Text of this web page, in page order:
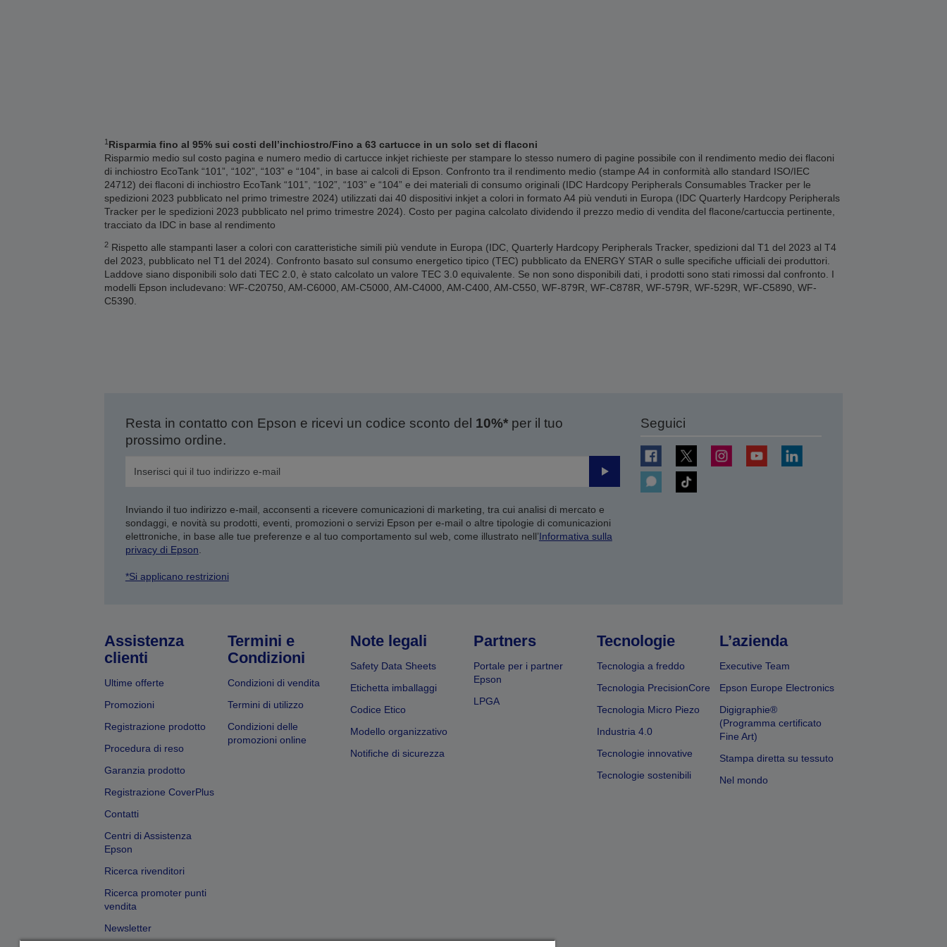
1Risparmia fino al 95% sui costi dell’inchiostro/Fino a 63 cartucce in un solo set di flaconi
Risparmio medio sul costo pagina e numero medio di cartucce inkjet richieste per stampare lo stesso numero di pagine possibile con il rendimento medio dei flaconi
di inchiostro EcoTank “101”, “102”, “103” e “104”, in base ai calcoli di Epson. Confronto tra il rendimento medio (stampe A4 in conformità allo standard ISO/IEC
24712) dei flaconi di inchiostro EcoTank “101”, “102”, “103” e “104” e dei materiali di consumo originali (IDC Hardcopy Peripherals Consumables Tracker per le
spedizioni 2023 pubblicato nel primo trimestre 2024) utilizzati dai 40 dispositivi inkjet a colori in formato A4 più venduti in Europa (IDC Quarterly Hardcopy Peripherals
Tracker per le spedizioni 2023 pubblicato nel primo trimestre 2024). Costo per pagina calcolato dividendo il prezzo medio di vendita del flacone/cartuccia pertinente,
tracciato da IDC in base al rendimento
2Rispetto alle stampanti laser a colori con caratteristiche simili più vendute in Europa (IDC, Quarterly Hardcopy Peripherals Tracker, spedizioni dal T1 del 2023 al T4
del 2023, pubblicato nel T1 del 2024). Confronto basato sul consumo energetico tipico (TEC) pubblicato da ENERGY STAR o sulle specifiche ufficiali dei produttori.
Laddove siano disponibili solo dati TEC 2.0, è stato calcolato un valore TEC 3.0 equivalente. Se non sono disponibili dati, i prodotti sono stati rimossi dal confronto. I
modelli Epson includevano: WF-C20750, AM-C6000, AM-C5000, AM-C4000, AM-C400, AM-C550, WF-879R, WF-C878R, WF-579R, WF-529R, WF-C5890, WF-
C5390.
Resta in contatto con Epson e ricevi un codice sconto del 10%*per il tuo
prossimo ordine.
Invia
Inviando il tuo indirizzo e-mail, acconsenti a ricevere comunicazioni di marketing, tra cui analisi di mercato e
sondaggi, e novità su prodotti, eventi, promozioni o servizi Epson per e-mail o altre tipologie di comunicazioni
elettroniche, in base alle tue preferenze e al tuo comportamento sul web, come illustrato nell’Informativa sulla
privacy di Epson
*Si applicano restrizioni
Seguici
Assistenza
clienti
Ultime offerte
Promozioni
Registrazione prodotto
Procedura di reso
Garanzia prodotto
Registrazione CoverPlus
Contatti
Centri di Assistenza
Epson
Ricerca rivenditori
Ricerca promoter punti
vendita
Newsletter
Termini e
Condizioni
Condizioni di vendita
Termini di utilizzo
Condizioni delle
promozioni online
Note legali
Safety Data Sheets
Etichetta imballaggi
Codice Etico
Modello organizzativo
Notifiche di sicurezza
Partners
Portale per i partner
Epson
LPGA
Tecnologie
Tecnologia a freddo
Tecnologia PrecisionCore
Tecnologia Micro Piezo
Industria 4.0
Tecnologie innovative
Tecnologie sostenibili
L’azienda
Executive Team
Epson Europe Electronics
Digigraphie®
(Programma certificato
Fine Art)
Stampa diretta su tessuto
Nel mondo